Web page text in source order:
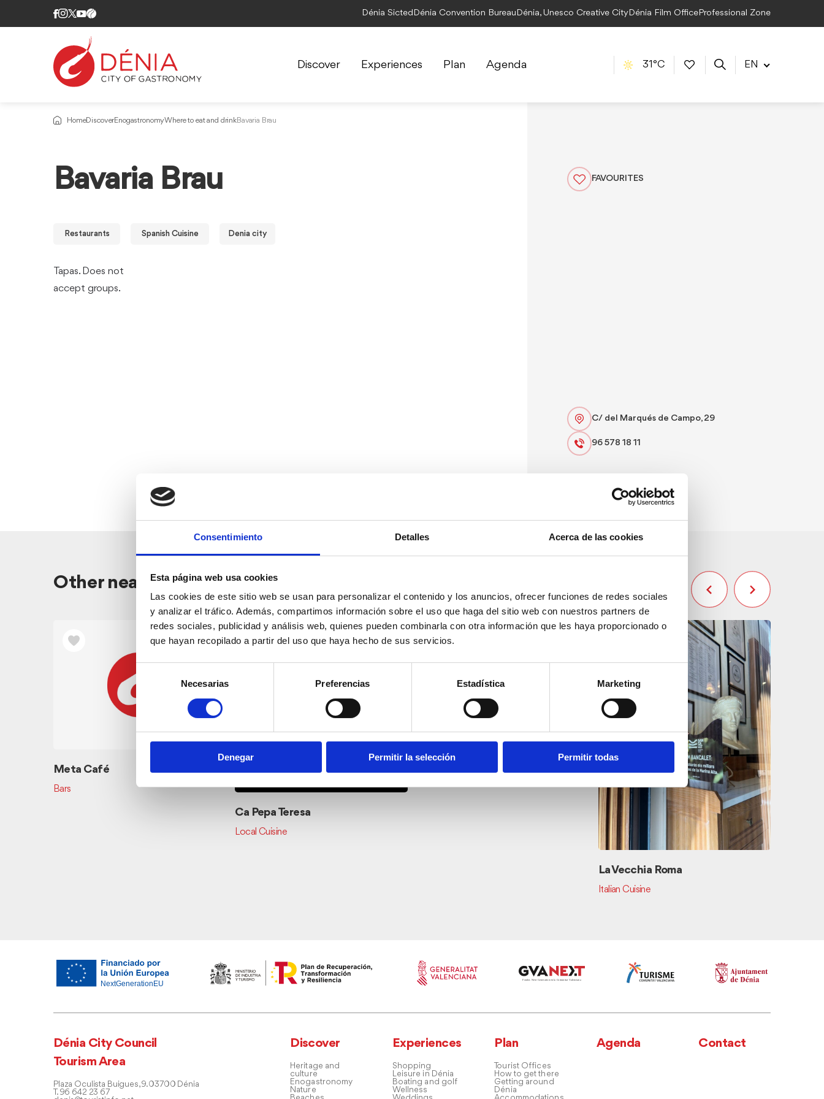
Consentimiento Detalles Acerca de las cookies
Esta página web usa cookies
Las cookies de este sitio web se usan para personalizar el contenido y los anuncios, ofrecer funciones de redes sociales
y analizar el tráfico. Además, compartimos información sobre el uso que haga del sitio web con nuestros partners de
redes sociales, publicidad y análisis web, quienes pueden combinarla con otra información que les haya proporcionado o
que hayan recopilado a partir del uso que haya hecho de sus servicios.
de
consentimiento
Necesarias Preferencias Estadística Marketing
Denegar Permitir la selección Permitir todas
Dénia Sicted Dénia Convention Bureau Dénia, Unesco Creative CityDénia Film OfficeProfessional Zone
Discover Experiences Plan Agenda 31°C EN
HomeDiscoverEnogastronomyWhere to eat and drinkBavaria Brau
Bavaria Brau
Restaurants Spanish Cuisine Denia city
Tapas. Does not
accept groups.
FAVOURITES
C/ del Marqués de Campo, 29
96 578 18 11
Specialty:Covers
20
Other nearby restaurants
Meta Café
Bars
Ca Pepa Teresa
Local Cuisine
La Senia de Federico
La Vecchia Roma
Italian Cuisine
Dénia City Council
Tourism Area
Plaza Oculista Buigues, 9. 03700 Dénia
T. 96 642 23 67
Discover
Heritage and
culture
Enogastronomy
Nature
Experiences
Shopping
Leisure in Dénia
Boating and golf
Wellness
Plan
Tourist Offices
How to get there
Getting around
Dénia
Agenda Contact